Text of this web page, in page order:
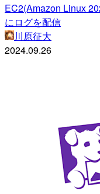
EC2(Amazon Linux
にログを配信
川原征大
2024.09.26